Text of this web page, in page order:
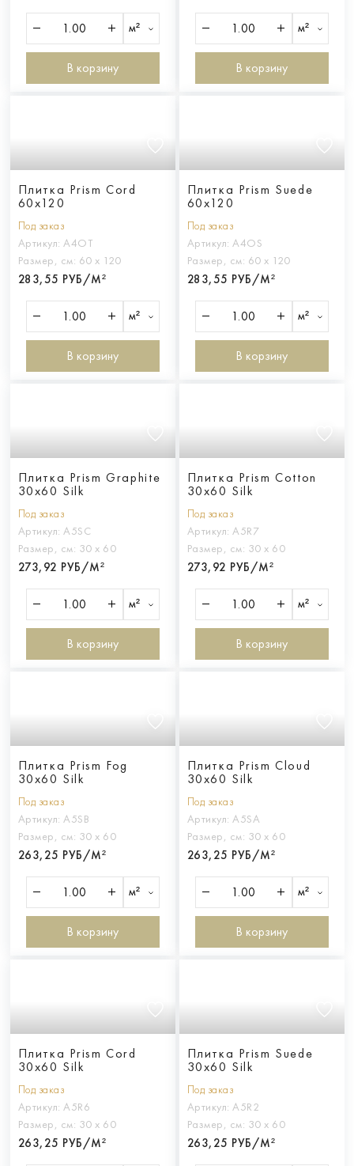
м²
В корзину
м²
В корзину
Плитка Prism Cord
60x120
Под заказ
Артикул: A4OT
Размер, см: 60 х 120
283,55 РУБ/М²
м²
В корзину
Плитка Prism Suede
60x120
Под заказ
Артикул: A4OS
Размер, см: 60 х 120
283,55 РУБ/М²
м²
В корзину
Плитка Prism Graphite
30x60 Silk
Под заказ
Артикул: A5SC
Размер, см: 30 х 60
273,92 РУБ/М²
м²
В корзину
Плитка Prism Cotton
30x60 Silk
Под заказ
Артикул: A5R7
Размер, см: 30 х 60
273,92 РУБ/М²
м²
В корзину
Плитка Prism Fog
30x60 Silk
Под заказ
Артикул: A5SB
Размер, см: 30 х 60
263,25 РУБ/М²
м²
В корзину
Плитка Prism Cloud
30x60 Silk
Под заказ
Артикул: A5SA
Размер, см: 30 х 60
263,25 РУБ/М²
м²
В корзину
Плитка Prism Cord
30x60 Silk
Под заказ
Артикул: A5R6
Размер, см: 30 х 60
263,25 РУБ/М²
Плитка Prism Suede
30x60 Silk
Под заказ
Артикул: A5R2
Размер, см: 30 х 60
263,25 РУБ/М²